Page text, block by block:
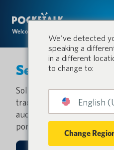
Welcome to the conversation.
Sentio
Solución SaaS basada en
traducciones instantáneas
audiencias multilingües
portátiles, teléfonos
We've detected
speaking a
in a different
to change to:
English
Change